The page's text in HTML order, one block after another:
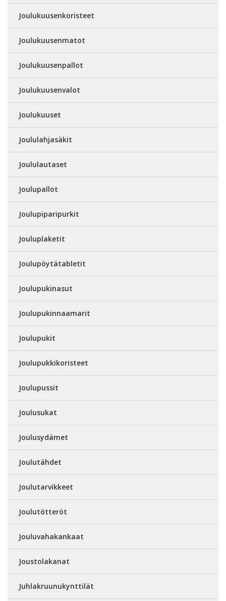
Joulukuusenkoristeet
Joulukuusenmatot
Joulukuusenpallot
Joulukuusenvalot
Joulukuuset
Joululahjasäkit
Joululautaset
Joulupallot
Joulupiparipurkit
Jouluplaketit
Joulupöytätabletit
Joulupukinasut
Joulupukinnaamarit
Joulupukit
Joulupukkikoristeet
Joulupussit
Joulusukat
Joulusydämet
Joulutähdet
Joulutarvikkeet
Joulutötteröt
Jouluvahakankaat
Joustolakanat
Juhlakruunukynttilät